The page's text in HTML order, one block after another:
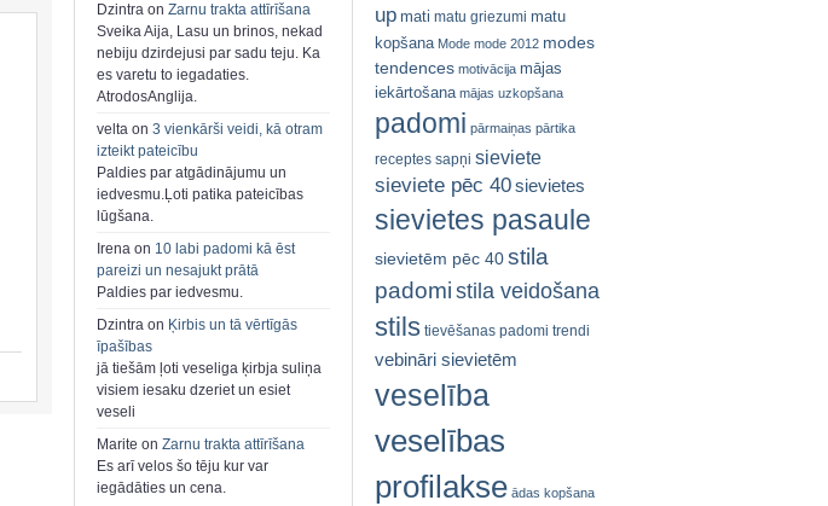
Dzintra on Zarnu trakta attīrīšana
Sveika Aija, Lasu un brinos, nekad
nebiju dzirdejusi par sadu teju. Ka
es varetu to iegadaties.
AtrodosAnglija.
velta on 3 vienkārši veidi, kā otram
izteikt pateicību
Paldies par atgādinājumu un
iedvesmu.Ļoti patika pateicības
lūgšana.
Irena on 10 labi padomi kā ēst
pareizi un nesajukt prātā
Paldies par iedvesmu.
Dzintra on Ķirbis un tā vērtīgās
īpašības
jā tiešām ļoti veseliga ķirbja suliņa
visiem iesaku dzeriet un esiet
veseli
Marite on Zarnu trakta attīrīšana
Es arī velos šo tēju kur var
iegādāties un cena.
up mati matu griezumi matu
kopšana Mode mode 2012 modes
tendences motivācija mājas
iekārtošana mājas uzkopšana
padomi pārmaiņas pārtika
receptes sapņi sieviete
sieviete pēc 40sievietes
sievietes pasaule
sievietēm pēc 40stila
padomistila veidošana
stils tievēšanas padomi trendi
vebināri sievietēm
veselība
veselības
profilakse ādas kopšana